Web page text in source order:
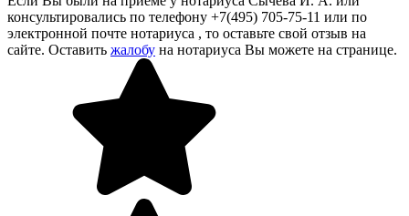
консультировались по телефону +7(495) 705-75-11 или по
электронной почте нотариуса , то оставьте свой отзыв на
сайте. Оставить жалобу на нотариуса Вы можете на странице.